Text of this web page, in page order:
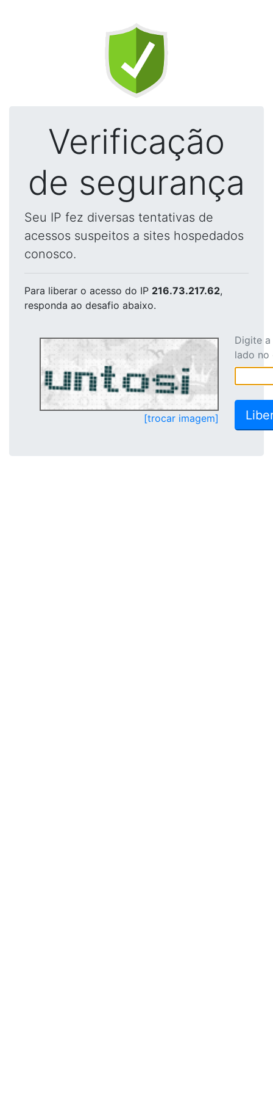
Verificação
de segurança
Seu IP fez diversas tentativas de
acessos suspeitos a sites hospedados
conosco.
Para liberar o acesso do IP 216.73.217.62,
responda ao desafio abaixo.
[trocar imagem]
Digite
lado no